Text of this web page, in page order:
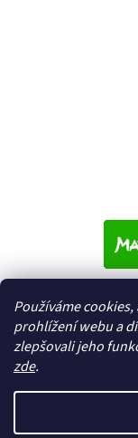
Používáme
prohlížení webu a
zlepšovali jeho
zde.